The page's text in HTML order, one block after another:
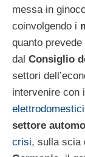
messa in
coinvolgendo i
quanto
dal Consiglio
settori
intervenire con
elettrodomestici
settore
crisi, sulla scia